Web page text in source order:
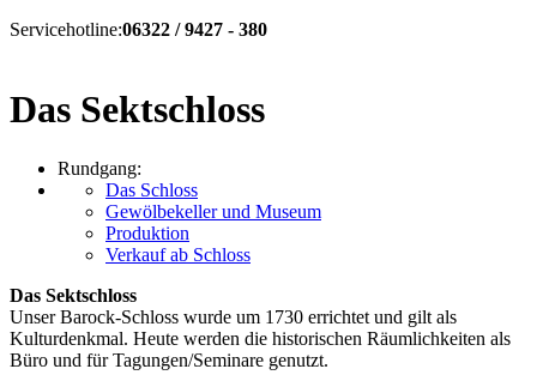
Servicehotline:06322 / 9427 - 380
Das Sektschloss
Rundgang:
Das Schloss
Gewölbekeller und Museum
Produktion
Verkauf ab Schloss
Das Sektschloss
Unser Barock-Schloss wurde um 1730 errichtet und gilt als
Kulturdenkmal. Heute werden die historischen Räumlichkeiten als
Büro und für Tagungen/Seminare genutzt.